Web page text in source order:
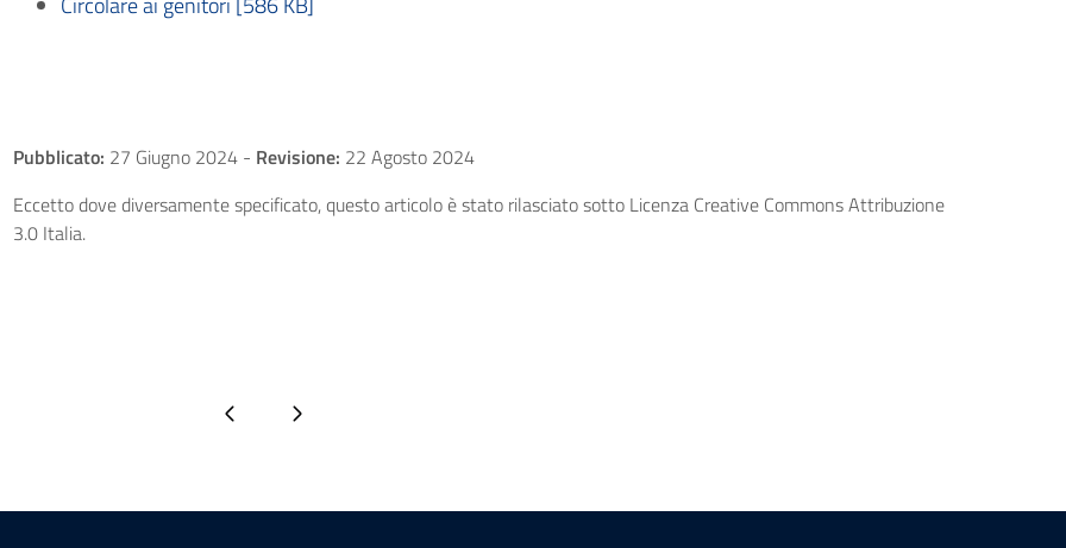
Pubblicato: 27 Giugno 2024 - Revisione: 22 Agosto 2024
Eccetto dove diversamente specificato, questo articolo è stato rilasciato sotto Licenza Creative Commons Attribuzione
3.0 Italia.
Pagina precedentePagina successiva